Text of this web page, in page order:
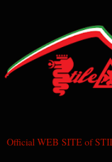
Official WEB SITE of